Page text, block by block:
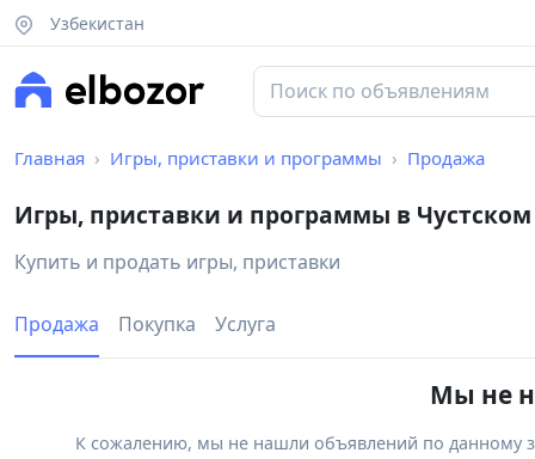
Узбекистан
Главная Игры, приставки и программы Продажа
Игры, приставки и программы в
Купить и продать игры, приставки
Продажа Покупка Услуга
Мы не
К сожалению, мы не нашли объявлений по данному